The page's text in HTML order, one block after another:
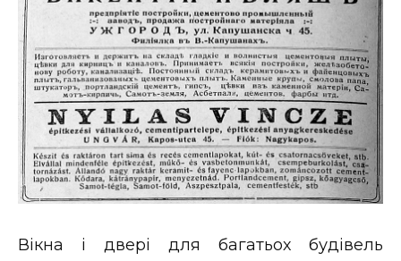
Вікна і двері для багатьох будівель